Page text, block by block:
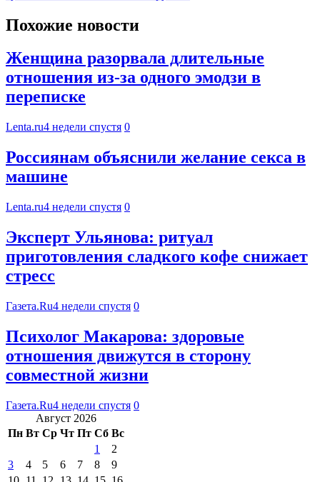
Похожие новости
Женщина разорвала длительные
отношения из-за одного эмодзи в
переписке
Lenta.ru4 недели спустя 0
Россиянам объяснили желание секса в
машине
Lenta.ru4 недели спустя 0
Эксперт Ульянова: ритуал
приготовления сладкого кофе снижает
стресс
Газета.Ru4 недели спустя 0
Психолог Макарова: здоровые
отношения движутся в сторону
совместной жизни
Газета.Ru4 недели спустя 0
Август 2026
Пн Вт Ср Чт Пт Сб Вс
1
2
3
4 5 6 7 8
9